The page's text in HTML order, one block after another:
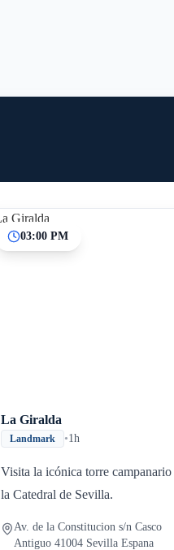
03:00 PM
La Giralda
Landmark •1h
Visita la icónica torre campanario
la Catedral de Sevilla.
Av. de la Constitucion s/n Casco
Antiguo 41004 Sevilla Espana